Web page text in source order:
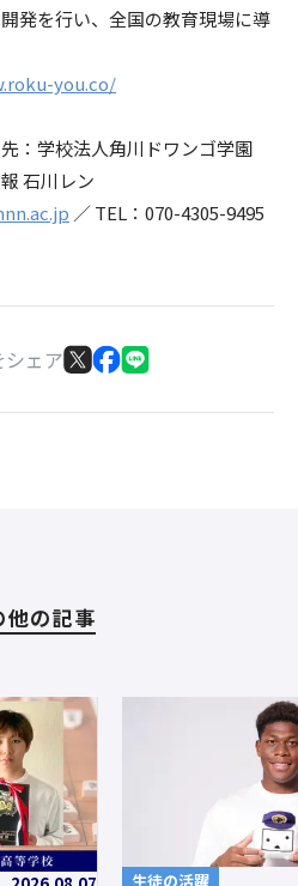
発を行い、全国の教育現場に導
you.co/
：学校法人角川ドワンゴ学園
石川レン
／ TEL：070-4305-9495
シェア
他の記事
生徒の活躍